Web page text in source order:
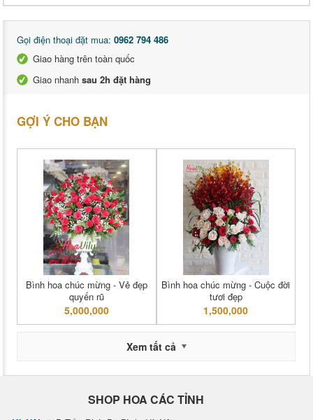
Gọi điện thoại đặt mua: 0962 794 486
Giao hàng trên toàn quốc
Giao nhanh sau 2h đặt hàng
GỢI Ý CHO BẠN
Bình hoa chúc mừng - Vẻ đẹp
quyến rũ
5,000,000
Bình hoa chúc mừng - Cuộc đời
tươi đẹp
1,500,000
Xem tất cả
SHOP HOA CÁC TỈNH